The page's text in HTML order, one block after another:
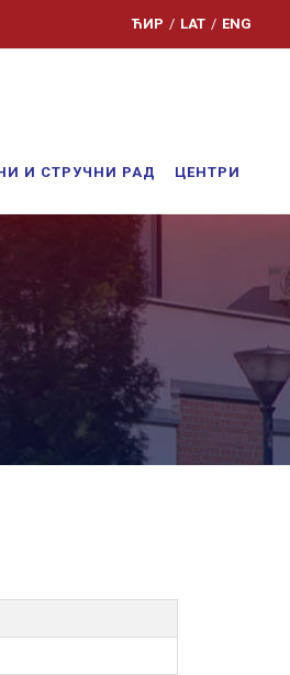
ЋИР / LAT / ENG
И СТРУЧНИ РАД ЦЕНТРИ